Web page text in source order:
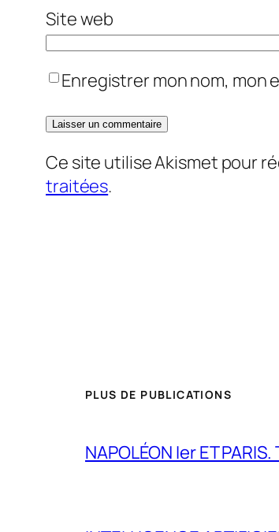
Site web
Enregistrer mon nom, mon
Ce site utilise Akismet pour
traitées.
PLUS DE PUBLICATIONS
NAPOLÉON Ier ET